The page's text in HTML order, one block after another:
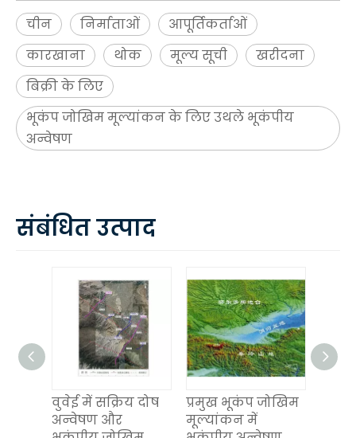
चीन निर्माताओं
आपूर्तिकर्ताओं
कारखाना
थोक मूल्य सूची
खरीदना
बिक्री के लिए
भूकंप जोखिम मूल्यांकन के लिए उथले भूकंपीय
अन्वेषण
संबंधित उत्पाद
वुवेई में सक्रिय दोष
अन्वेषण और
प्रमुख भूकंप जोखिम
मूल्यांकन में